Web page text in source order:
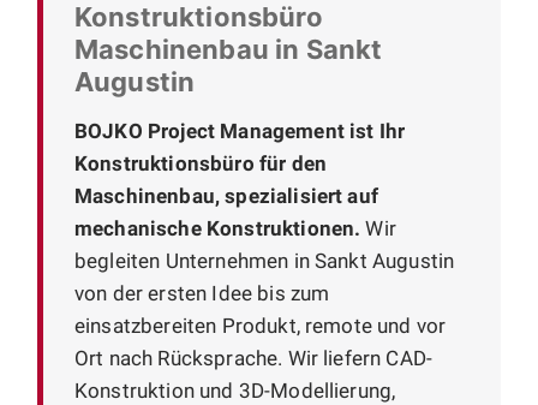
Konstruktionsbüro
Maschinenbau in Sankt
Augustin
BOJKO Project Management ist Ihr
Konstruktionsbüro für den
Maschinenbau, spezialisiert auf
mechanische Konstruktionen. Wir
begleiten Unternehmen in Sankt Augustin
von der ersten Idee bis zum
einsatzbereiten Produkt, remote und vor
Ort nach Rücksprache. Wir liefern CAD-
Konstruktion und 3D-Modellierung,